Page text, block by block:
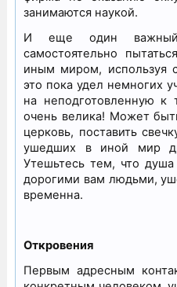
занимаются наукой.
И еще один
самостоятельно
иным миром, используя
это пока удел немногих
на неподготовленную к
очень велика! Может
церковь, поставить
ушедших в иной мир
Утешьтесь тем, что
дорогими вам людьми,
временна.
Откровения
Первым адресным